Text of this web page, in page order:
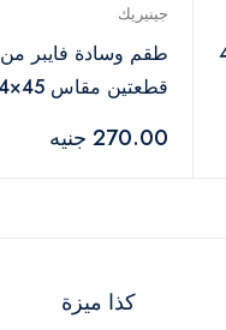
جينيريك
طقم وسادة فايبر من
270.00 جنيه
كذا ميزة